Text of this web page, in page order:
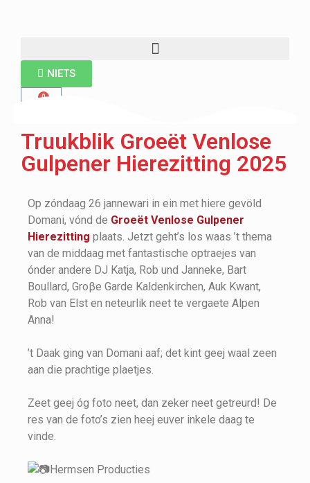
NIETS
Truukblik Groeët Venlose
Gulpener Hierezitting 2025
Op zóndaag 26 jannewari in ein met hiere gevöld
Domani, vónd de Groeët Venlose Gulpener
Hierezitting plaats. Jetzt geht’s los waas ’t thema
van de middaag met fantastische optraejes van
ónder andere DJ Katja, Rob und Janneke, Bart
Boullard, Groβe Garde Kaldenkirchen, Auk Kwant,
Rob van Elst en neteurlik neet te vergaete Alpen
Anna!
’t Daak ging van Domani aaf; det kint geej waal zeen
aan die prachtige plaetjes.
Zeet geej óg foto neet, dan zeker neet getreurd! De
res van de foto’s zien heej euver inkele daag te
vinde.
Hermsen Producties